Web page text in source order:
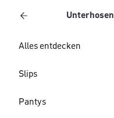
Unterhosen
Alles entdecken
Slips
Pantys